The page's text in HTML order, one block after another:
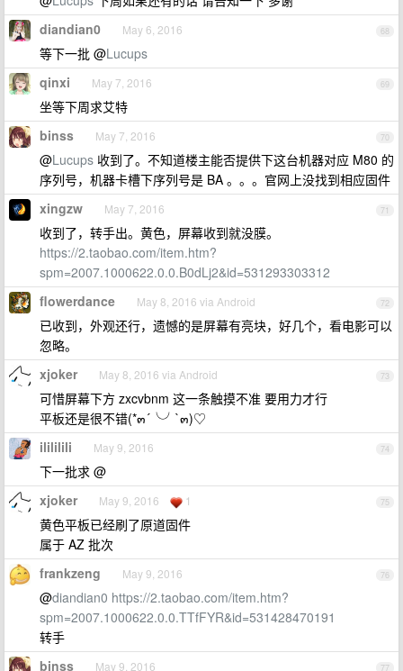
68
diandian0 May 6, 2016
等下一批 @Lucups
69
qinxi May 7, 2016
坐等下周求艾特
70
binss May 7, 2016
@Lucups 收到了。不知道楼主能否提供下这台机器对应 M80 的
序列号，机器卡槽下序列号是 BA 。。。官网上没找到相应固件
71
xingzw May 7, 2016
收到了，转手出。黄色，屏幕收到就没膜。
https://2.taobao.com/item.htm?
spm=2007.1000622.0.0.B0dLj2&id=531293303312
72
flowerdance May 8, 2016 via Android
已收到，外观还行，遗憾的是屏幕有亮块，好几个，看电影可以
忽略。
73
xjoker May 8, 2016 via Android
可惜屏幕下方 zxcvbnm 这一条触摸不准 要用力才行
平板还是很不错(*๓´╰╯`๓)♡
74
ilililili May 9, 2016
下一批求 @
75
xjoker May 9, 2016 1
黄色平板已经刷了原道固件
属于 AZ 批次
76
frankzeng May 9, 2016
@diandian0 https://2.taobao.com/item.htm?
spm=2007.1000622.0.0.TTfFYR&id=531428470191
转手
77
binss May 9, 2016